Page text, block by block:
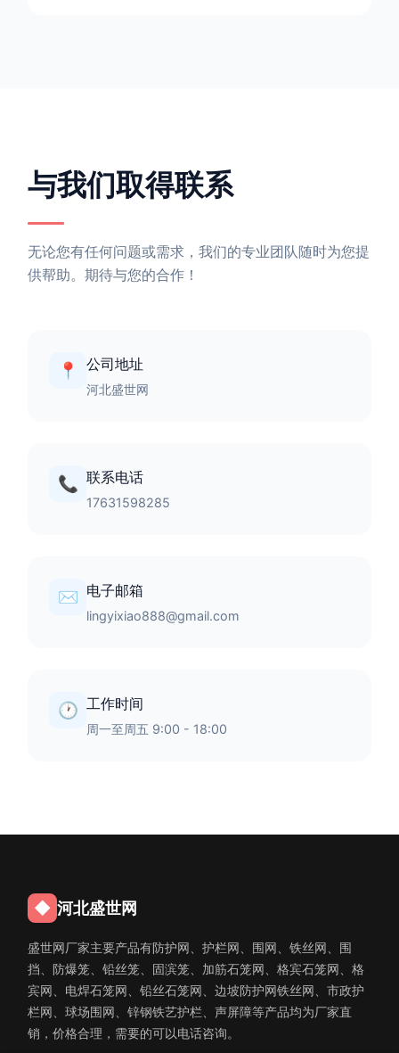
与我们取得联系
无论您有任何问题或需求，我们的专业团队随时为您提
供帮助。期待与您的合作！
📍 公司地址
河北盛世网
📞 联系电话
17631598285
✉️ 电子邮箱
lingyixiao888@gmail.com
🕐 工作时间
周一至周五 9:00 - 18:00
◆ 河北盛世网
盛世网厂家主要产品有防护网、护栏网、围网、铁丝网、围
挡、防爆笼、铅丝笼、固滨笼、加筋石笼网、格宾石笼网、格
宾网、电焊石笼网、铅丝石笼网、边坡防护网铁丝网、市政护
栏网、球场围网、锌钢铁艺护栏、声屏障等产品均为厂家直
销，价格合理，需要的可以电话咨询。